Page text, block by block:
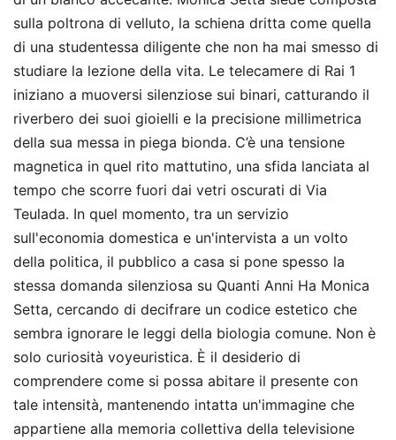
sulla poltrona di velluto, la schiena dritta come quella
di una studentessa diligente che non ha mai smesso di
studiare la lezione della vita. Le telecamere di Rai 1
iniziano a muoversi silenziose sui binari, catturando il
riverbero dei suoi gioielli e la precisione millimetrica
della sua messa in piega bionda. C’è una tensione
magnetica in quel rito mattutino, una sfida lanciata al
tempo che scorre fuori dai vetri oscurati di Via
Teulada. In quel momento, tra un servizio
sull'economia domestica e un'intervista a un volto
della politica, il pubblico a casa si pone spesso la
stessa domanda silenziosa su Quanti Anni Ha Monica
Setta, cercando di decifrare un codice estetico che
sembra ignorare le leggi della biologia comune. Non è
solo curiosità voyeuristica. È il desiderio di
comprendere come si possa abitare il presente con
tale intensità, mantenendo intatta un'immagine che
appartiene alla memoria collettiva della televisione